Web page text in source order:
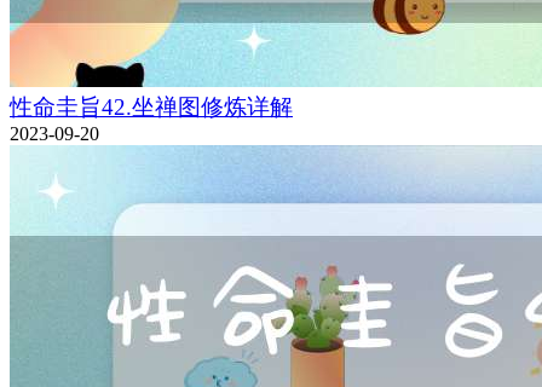
性命圭旨42.坐禅图修炼详解
2023-09-20